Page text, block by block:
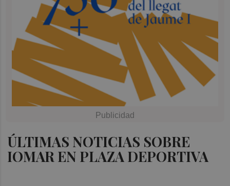
ÚLTIMAS NOTICIAS SOBRE
IOMAR EN PLAZA DEPORTIVA